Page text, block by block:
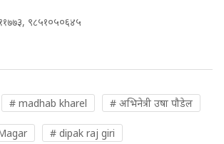
९८५१०५०६४५
# madhab kharel # अभिनेत्री उषा पौडेल
# dipak raj giri